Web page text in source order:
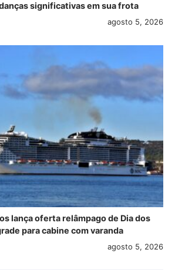
significativas em sua frota
agosto 5, 2026
lança oferta relâmpago de Dia dos
para cabine com varanda
agosto 5, 2026